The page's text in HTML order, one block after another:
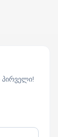
პირველი!